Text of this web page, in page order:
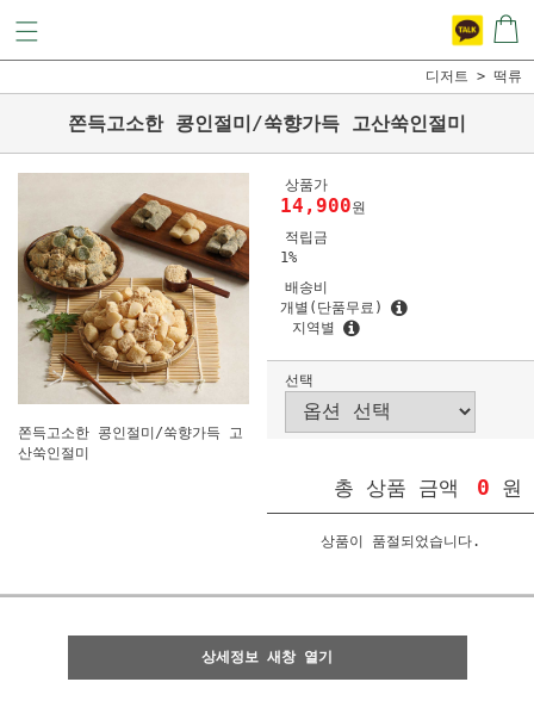
디저트 떡류
쫀득고소한 콩인절미/쑥향가득 고산쑥인절미
쫀득고소한 콩인절미/쑥향가득 고
산쑥인절미
상품가
14,900원
적립금
1%
배송비
개별(단품무료)
지역별
선택
총 상품 금액 0 원
상품이 품절되었습니다.
상세정보 새창 열기